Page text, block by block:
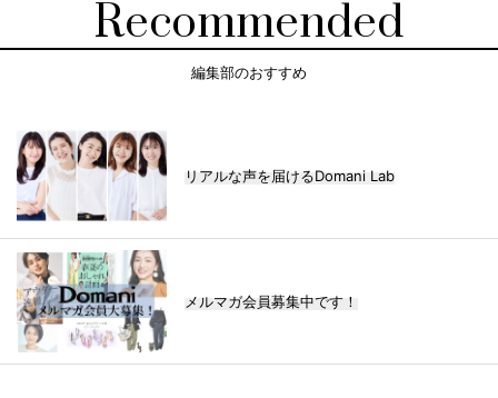
Recommended
編集部のおすすめ
リアルな声を届けるDomani Lab
メルマガ会員募集中です！